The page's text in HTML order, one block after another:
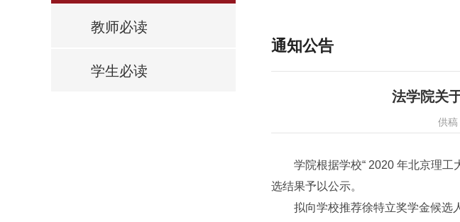
教师必读
学生必读
通知公告
法学院关
供稿
学院根据学校“ 2020 年北京理工
选结果予以公示。
拟向学校推荐徐特立奖学金候选